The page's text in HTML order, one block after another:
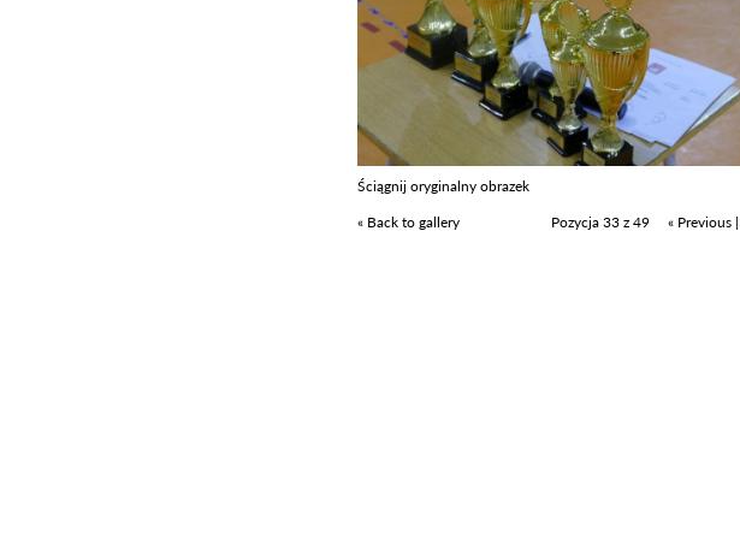
Ściągnij oryginalny obrazek
« Back to gallery
Pozycja 33 z 49 « Previous |